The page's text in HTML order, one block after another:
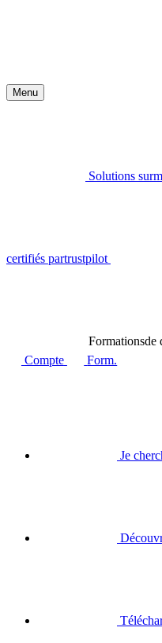
Menu
Solutions sur
certifiés partrustpilot
Formationsde
Compte
Form.
Je